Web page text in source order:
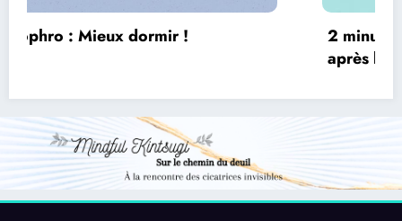
2 minutes sophro KIDS : Détente express